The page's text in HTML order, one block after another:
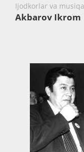
Ijodkorlar va
Akbarov Ikrom